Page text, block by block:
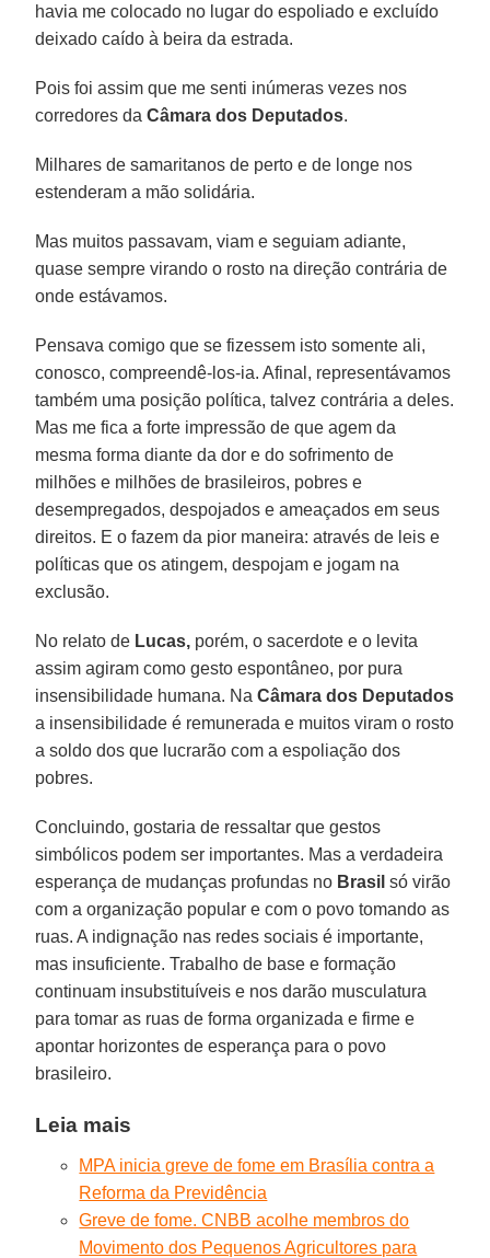
havia me colocado no lugar do espoliado e excluído
deixado caído à beira da estrada.
Pois foi assim que me senti inúmeras vezes nos
corredores daCâmara dos Deputados.
Milhares de samaritanos de perto e de longe nos
estenderam a mão solidária.
Mas muitos passavam, viam e seguiam adiante,
quase sempre virando o rosto na direção contrária de
onde estávamos.
Pensava comigo que se fizessem isto somente ali,
conosco, compreendê-los-ia. Afinal, representávamos
também uma posição política, talvez contrária a deles.
Mas me fica a forte impressão de que agem da
mesma forma diante da dor e do sofrimento de
milhões e milhões de brasileiros, pobres e
desempregados, despojados e ameaçados em seus
direitos. E o fazem da pior maneira: através de leis e
políticas que os atingem, despojam e jogam na
exclusão.
No relato de Lucas, porém, o sacerdote e o levita
assim agiram como gesto espontâneo, por pura
insensibilidade humana. NaCâmara dos Deputados
a insensibilidade é remunerada e muitos viram o rosto
a soldo dos que lucrarão com a espoliação dos
pobres.
Concluindo, gostaria de ressaltar que gestos
simbólicos podem ser importantes. Mas a verdadeira
esperança de mudanças profundas no Brasil só virão
com a organização popular e com o povo tomando as
ruas. A indignação nas redes sociais é importante,
mas insuficiente. Trabalho de base e formação
continuam insubstituíveis e nos darão musculatura
para tomar as ruas de forma organizada e firme e
apontar horizontes de esperança para o povo
brasileiro.
Leia mais
MPA inicia greve de fome em Brasília contra a
Reforma da Previdência
Greve de fome. CNBB acolhe membros do
Movimento dos Pequenos Agricultores para